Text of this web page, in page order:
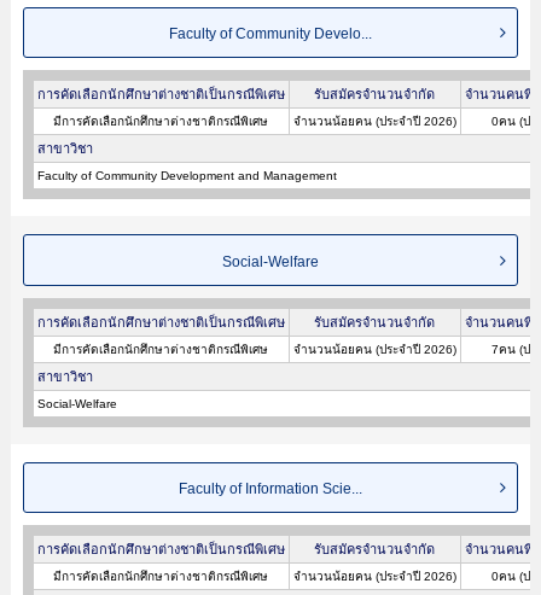
Faculty of Community Develo...
การคัดเลือกนักศึกษาต่างชาติเป็นกรณีพิเศษ รับสมัครจำนวนจำกัด จำนวนคนที่
มีการคัดเลือกนักศึกษาต่างชาติกรณีพิเศษ จำนวนน้อยคน (ประจำปี 2026) 0คน (ปร
สาขาวิชา
Faculty of Community Development and Management
Social-Welfare
การคัดเลือกนักศึกษาต่างชาติเป็นกรณีพิเศษ รับสมัครจำนวนจำกัด จำนวนคนที่
มีการคัดเลือกนักศึกษาต่างชาติกรณีพิเศษ จำนวนน้อยคน (ประจำปี 2026) 7คน (ปร
สาขาวิชา
Social-Welfare
Faculty of Information Scie...
การคัดเลือกนักศึกษาต่างชาติเป็นกรณีพิเศษ รับสมัครจำนวนจำกัด จำนวนคนที่
มีการคัดเลือกนักศึกษาต่างชาติกรณีพิเศษ จำนวนน้อยคน (ประจำปี 2026) 0คน (ปร